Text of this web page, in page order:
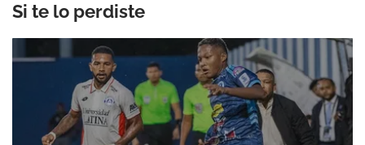
Si te lo perdiste